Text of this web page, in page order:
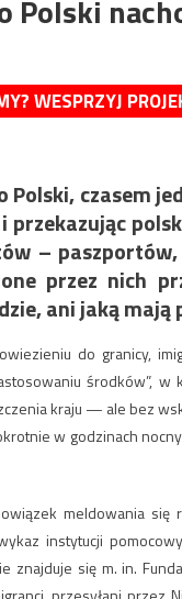
Polski
WESPRZYJ
czasem
–
przez nich
ani jaką mają
do granicy,
środków”,
kraju — ale bez
w godzinach
meldowania
instytucji
się m. in.